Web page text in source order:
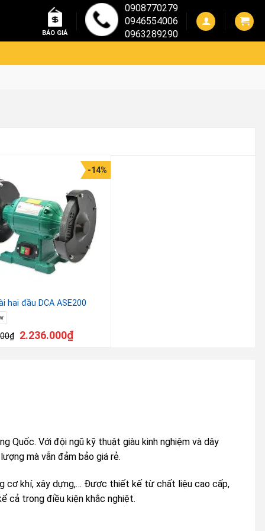
BÁO GIÁ
0908770279
0946554006
0963289290
hai đầu DCA ASE200
₫
-14%
2.236.000₫
Quốc. Với đội ngũ kỹ thuật giàu kinh nghiệm và dây
mà vẫn đảm bảo giá rẻ.
cơ khí, xây dựng,… Được thiết kế từ chất liệu cao cấp,
cả trong điều kiện khắc nghiệt.